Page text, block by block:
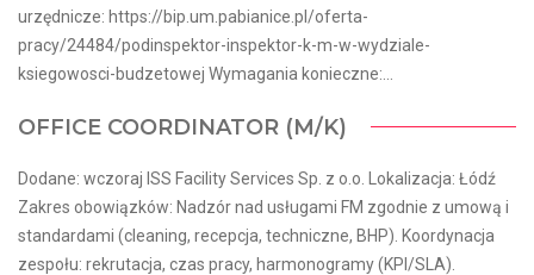
urzędnicze: https://bip.um.pabianice.pl/oferta-
pracy/24484/podinspektor-inspektor-k-m-w-wydziale-
ksiegowosci-budzetowej Wymagania konieczne:...
OFFICE COORDINATOR (M/K)
Dodane: wczoraj ISS Facility Services Sp. z o.o. Lokalizacja: Łódź
Zakres obowiązków: Nadzór nad usługami FM zgodnie z umową i
standardami (cleaning, recepcja, techniczne, BHP). Koordynacja
zespołu: rekrutacja, czas pracy, harmonogramy (KPI/SLA).